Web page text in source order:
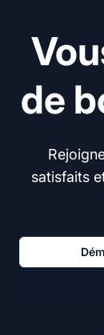
de
satisfaits